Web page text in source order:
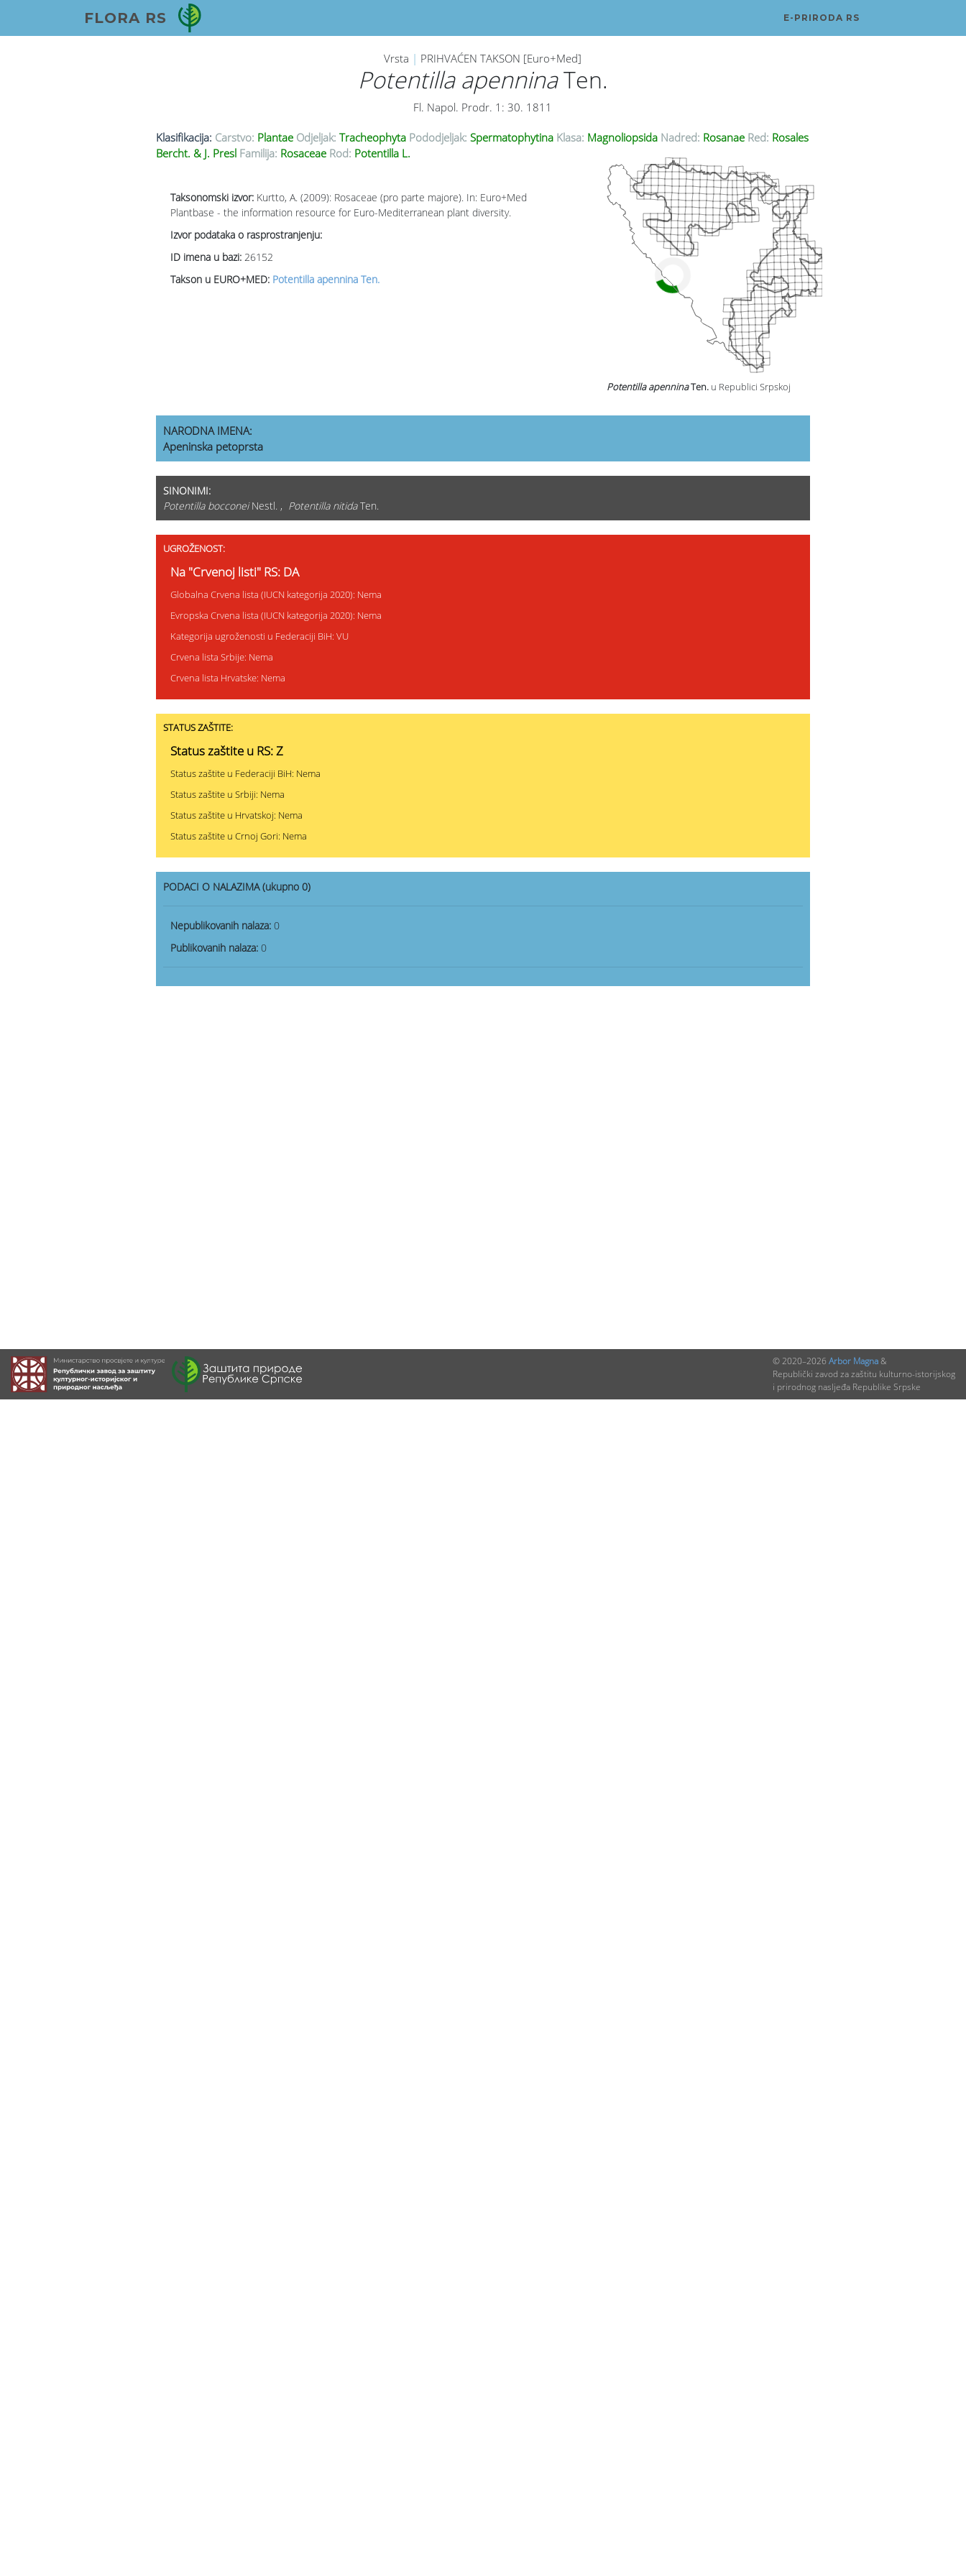
FLORA RS E-PRIRODA RS
Vrsta | PRIHVAĆEN TAKSON [Euro+Med]
Potentilla apenninaTen.
Fl. Napol. Prodr. 1: 30. 1811
Klasifikacija: Carstvo: Plantae Odjeljak: Tracheophyta Pododjeljak: Spermatophytina Klasa: Magnoliopsida Nadred: Rosanae Red: Rosales
Bercht. & J. Presl Familija: Rosaceae Rod: Potentilla L.
Taksonomski izvor: Kurtto, A. (2009): Rosaceae (pro parte majore). In: Euro+Med
Plantbase - the information resource for Euro-Mediterranean plant diversity.
Izvor podataka o rasprostranjenju:
ID imena u bazi: 26152
Takson u EURO+MED: Potentilla apennina Ten.
Potentilla apenninaTen. u Republici Srpskoj
NARODNA IMENA:
Apeninska petoprsta
SINONIMI:
Potentilla bocconeiNestl. , Potentilla nitidaTen.
UGROŽENOST:
Na "Crvenoj listi" RS: DA
Globalna Crvena lista (IUCN kategorija 2020): Nema
Evropska Crvena lista (IUCN kategorija 2020): Nema
Kategorija ugroženosti u Federaciji BiH: VU
Crvena lista Srbije: Nema
Crvena lista Hrvatske: Nema
STATUS ZAŠTITE:
Status zaštite u RS: Z
Status zaštite u Federaciji BiH: Nema
Status zaštite u Srbiji: Nema
Status zaštite u Hrvatskoj: Nema
Status zaštite u Crnoj Gori: Nema
PODACI O NALAZIMA (ukupno 0)
Nepublikovanih nalaza: 0
Publikovanih nalaza: 0
© 2020–2026 Arbor Magna&
Republički zavod za zaštitu kulturno-istorijskog
i prirodnog nasljeđa Republike Srpske